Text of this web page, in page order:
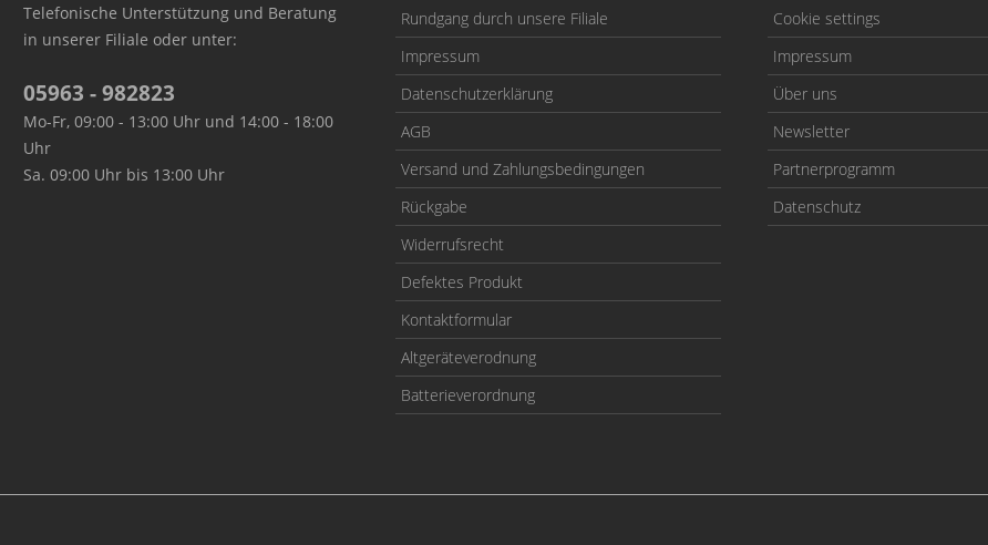
Telefonische Unterstützung und Beratung
in unserer Filiale oder unter:
05963 - 982823
Mo-Fr, 09:00 - 13:00 Uhr und 14:00 - 18:00
Uhr
Sa. 09:00 Uhr bis 13:00 Uhr
Rundgang durch unsere Filiale
Impressum
Datenschutzerklärung
AGB
Versand und Zahlungsbedingungen
Rückgabe
Widerrufsrecht
Defektes Produkt
Kontaktformular
Altgeräteverodnung
Batterieverordnung
Cookie settings
Impressum
Über uns
Newsletter
Partnerprogramm
Datenschutz